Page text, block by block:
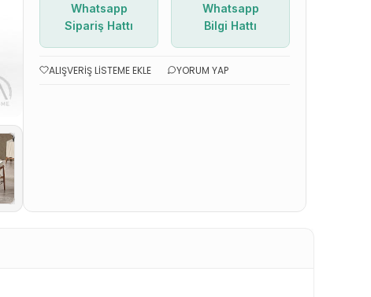
Whatsapp
Sipariş Hattı
Whatsapp
Bilgi Hattı
ALIŞVERIŞ LISTEME EKLE YORUM YAP